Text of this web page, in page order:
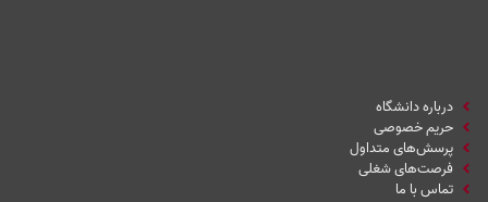
درباره دانشگاه
حریم خصوصی
پرسش‌های متداول
فرصت‌های شغلی
تماس با ما